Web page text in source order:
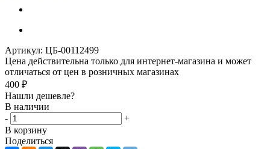
Артикул: ЦБ-00112499
Цена действительна только для интернет-магазина и может
отличаться от цен в розничных магазинах
400 ₽
Нашли дешевле?
В наличии
-
+
В корзину
Поделиться